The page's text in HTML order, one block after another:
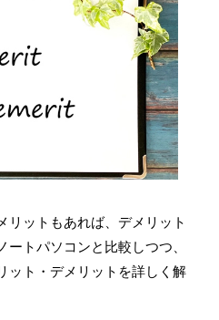
リットもあれば、デメリット
トパソコンと比較しつつ、
ット・デメリットを詳しく解